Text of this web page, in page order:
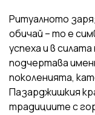
Ритуалното
обичай – то е
успеха и в
подчертава
поколенията,
Пазарджишкия
традициите с